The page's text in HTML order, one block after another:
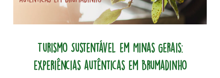
Turismo Sustentável em Minas Gerais:
experiências autênticas em Brumadinho